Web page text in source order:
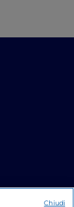
Chiudi